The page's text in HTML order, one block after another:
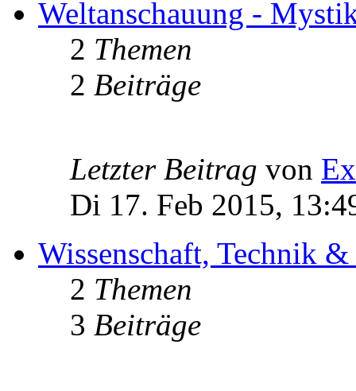
Weltanschauung -
2 Themen
2 Beiträge
Letzter Beitrag von
Di 17. Feb 2015,
Wissenschaft, Technik
2 Themen
3 Beiträge